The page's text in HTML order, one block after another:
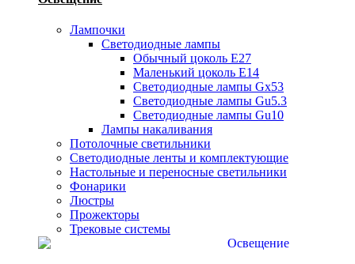
Лампочки
Светодиодные лампы
Обычный цоколь Е27
Маленький цоколь Е14
Светодиодные лампы Gx53
Светодиодные лампы Gu5.3
Светодиодные лампы Gu10
Лампы накаливания
Потолочные светильники
Светодиодные ленты и комплектующие
Настольные и переносные светильники
Фонарики
Люстры
Прожекторы
Трековые системы